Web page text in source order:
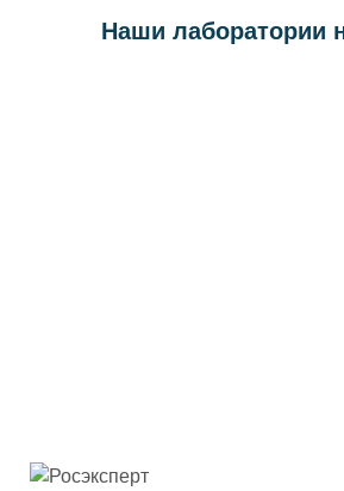
Наши лаборатории